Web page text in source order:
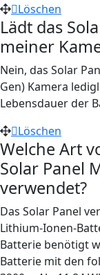
Löschen
Lädt das
meiner
Nein, das Solar
Gen) Kamera
Lebensdauer der
Löschen
Welche Art
Solar Panel
verwendet?
Das Solar Panel
Lithium-Ionen-
Batterie benötigt
Batterie mit den